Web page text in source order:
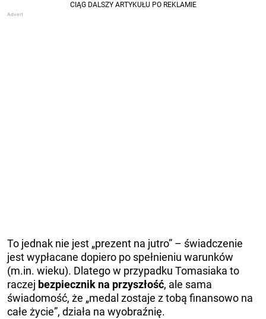
To jednak nie jest „prezent na jutro” – świadczenie
jest wypłacane dopiero po spełnieniu warunków
(m.in. wieku). Dlatego w przypadku Tomasiaka to
raczej bezpiecznik na przyszłość, ale sama
świadomość, że „medal zostaje z tobą finansowo na
całe życie”, działa na wyobraźnię.